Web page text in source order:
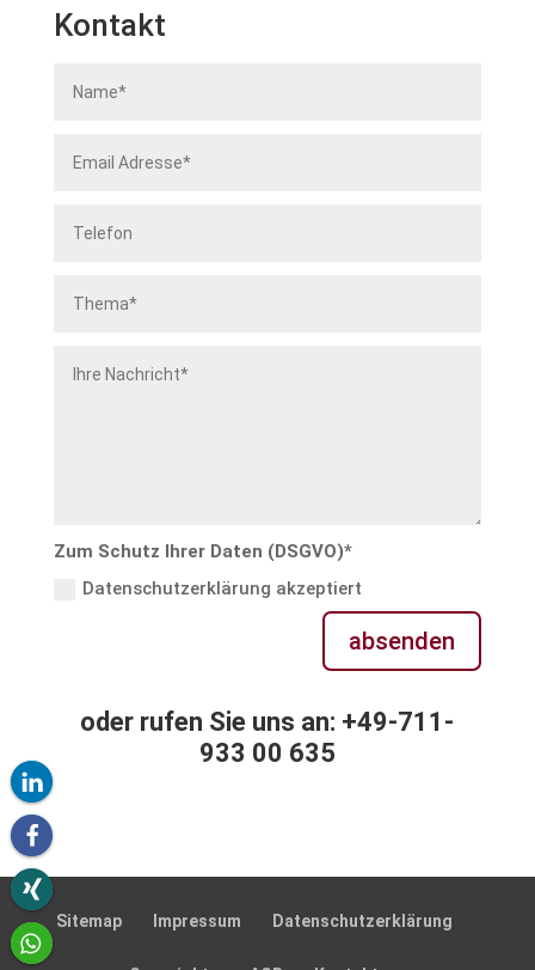
Kontakt
Zum Schutz Ihrer Daten (DSGVO)*
Datenschutzerklärung akzeptiert
absenden
oder rufen Sie uns an: +49-711-
933 00 635
Sitemap Impressum Daten­schutz­er­klä­rung